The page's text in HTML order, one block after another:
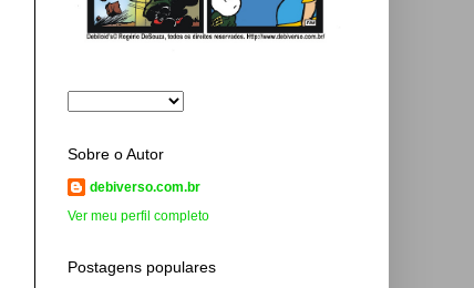
Sobre o Autor
debiverso.com.br
Ver meu perfil completo
Postagens populares